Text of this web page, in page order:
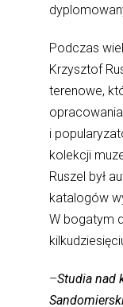
Podczas
Krzysztof
terenowe,
i
kolekcji
Ruszel był
katalogów
W bogatym
–Studia nad